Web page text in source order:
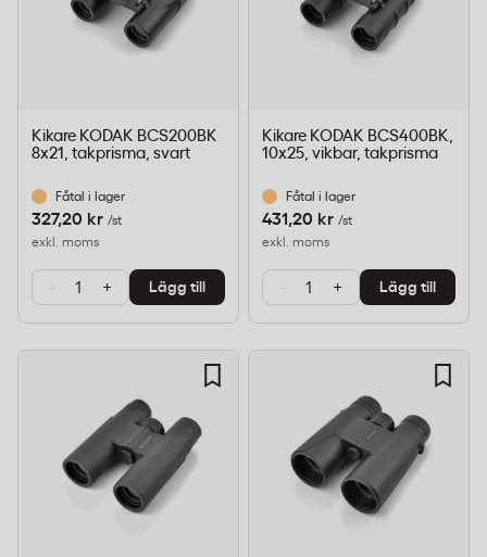
Kikare KODAK BCS200BK
8x21, takprisma, svart
Fåtal i lager
327,20 kr /st
exkl. moms
- + Lägg till
Kikare KODAK BCS400BK,
10x25, vikbar, takprisma
Fåtal i lager
431,20 kr /st
exkl. moms
- + Lägg till